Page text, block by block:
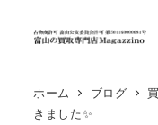
ホーム ブログ
きました✨